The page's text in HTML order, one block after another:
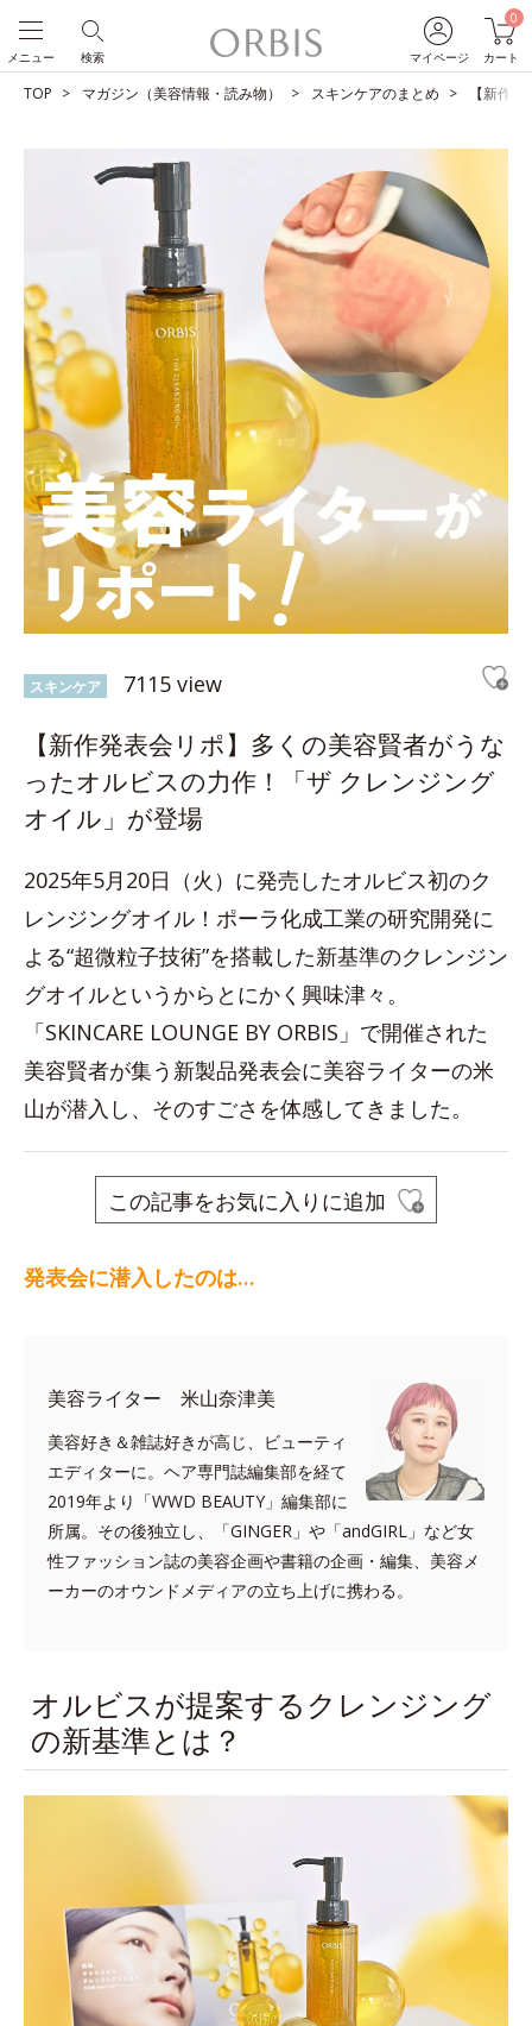
マイページ
0
カート
検索
メニュー
TOP マガジン（美容情報・読み物） スキンケアのまとめ 【新作
スキンケア 7115 view
【新作発表会リポ】多くの美容賢者がうな
ったオルビスの力作！「ザ クレンジング
オイル」が登場
2025年5月20日（火）に発売したオルビス初のク
レンジングオイル！ポーラ化成工業の研究開発に
よる“超微粒子技術”を搭載した新基準のクレンジン
グオイルというからとにかく興味津々。
「SKINCARE LOUNGE BY ORBIS」で開催された
美容賢者が集う新製品発表会に美容ライターの米
山が潜入し、そのすごさを体感してきました。
この記事をお気に入りに追加
発表会に潜入したのは…
美容ライター 米山奈津美
美容好き＆雑誌好きが高じ、ビューティ
エディターに。ヘア専門誌編集部を経て
2019年より「WWD BEAUTY」編集部に
所属。その後独立し、「GINGER」や「andGIRL」など女
性ファッション誌の美容企画や書籍の企画・編集、美容メ
ーカーのオウンドメディアの立ち上げに携わる。
オルビスが提案するクレンジング
の新基準とは？